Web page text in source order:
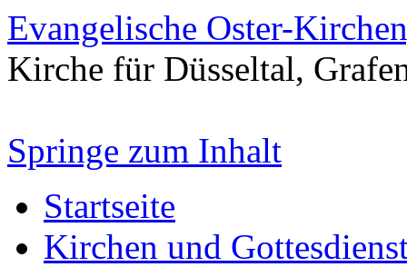
Evangelische Oster-
Kirche für Düsseltal,
Springe zum Inhalt
Startseite
Kirchen und